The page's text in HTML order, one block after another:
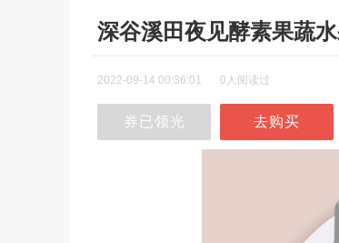
深谷溪田夜见酵素果蔬
2022-09-14 00:36:01 0人阅读过
券已领光 去购买